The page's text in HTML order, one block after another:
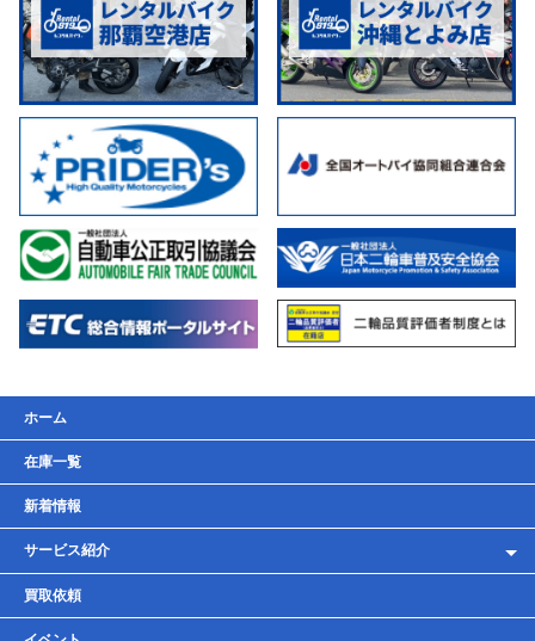
ホーム
在庫一覧
新着情報
サービス紹介
レンタルバイク
買取依頼